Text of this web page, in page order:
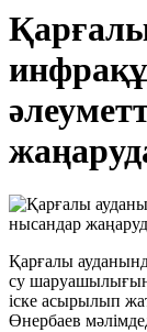
Қарғалы
су
іске асырылып
Өнербаев